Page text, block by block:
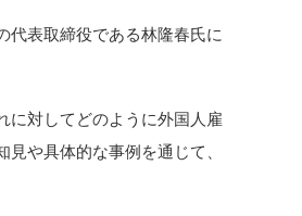
代表取締役である林隆春氏に
に対してどのように外国人雇
や具体的な事例を通じて、